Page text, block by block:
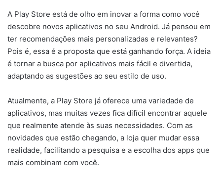
A Play Store está de olho em inovar a forma como você
descobre novos aplicativos no seu Android. Já pensou em
ter recomendações mais personalizadas e relevantes?
Pois é, essa é a proposta que está ganhando força. A ideia
é tornar a busca por aplicativos mais fácil e divertida,
adaptando as sugestões ao seu estilo de uso.
Atualmente, a Play Store já oferece uma variedade de
aplicativos, mas muitas vezes fica difícil encontrar aquele
que realmente atende às suas necessidades. Com as
novidades que estão chegando, a loja quer mudar essa
realidade, facilitando a pesquisa e a escolha dos apps que
mais combinam com você.